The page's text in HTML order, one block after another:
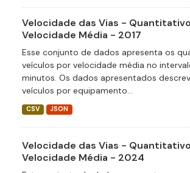
Velocidade das Vias -
Velocidade Média - 2017
Esse conjunto de dados apresenta os
veículos por velocidade média no
minutos. Os dados apresentados
veículos por equipamento...
CSV JSON
Velocidade das Vias -
Velocidade Média - 2024